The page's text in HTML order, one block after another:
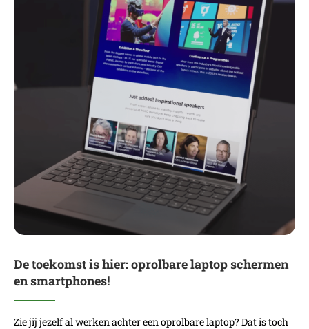
De toekomst is hier: oprolbare laptop schermen
en smartphones!
Zie jij jezelf al werken achter een oprolbare laptop? Dat is toch